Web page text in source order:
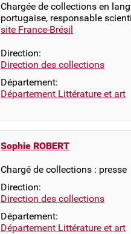
Chargée de collections en
portugaise, responsable
site France-Brésil
Direction:
Direction des collections
Département:
Département Littérature et art
Sophie ROBERT
Chargé de collections : presse
Direction:
Direction des collections
Département:
Département Littérature et art